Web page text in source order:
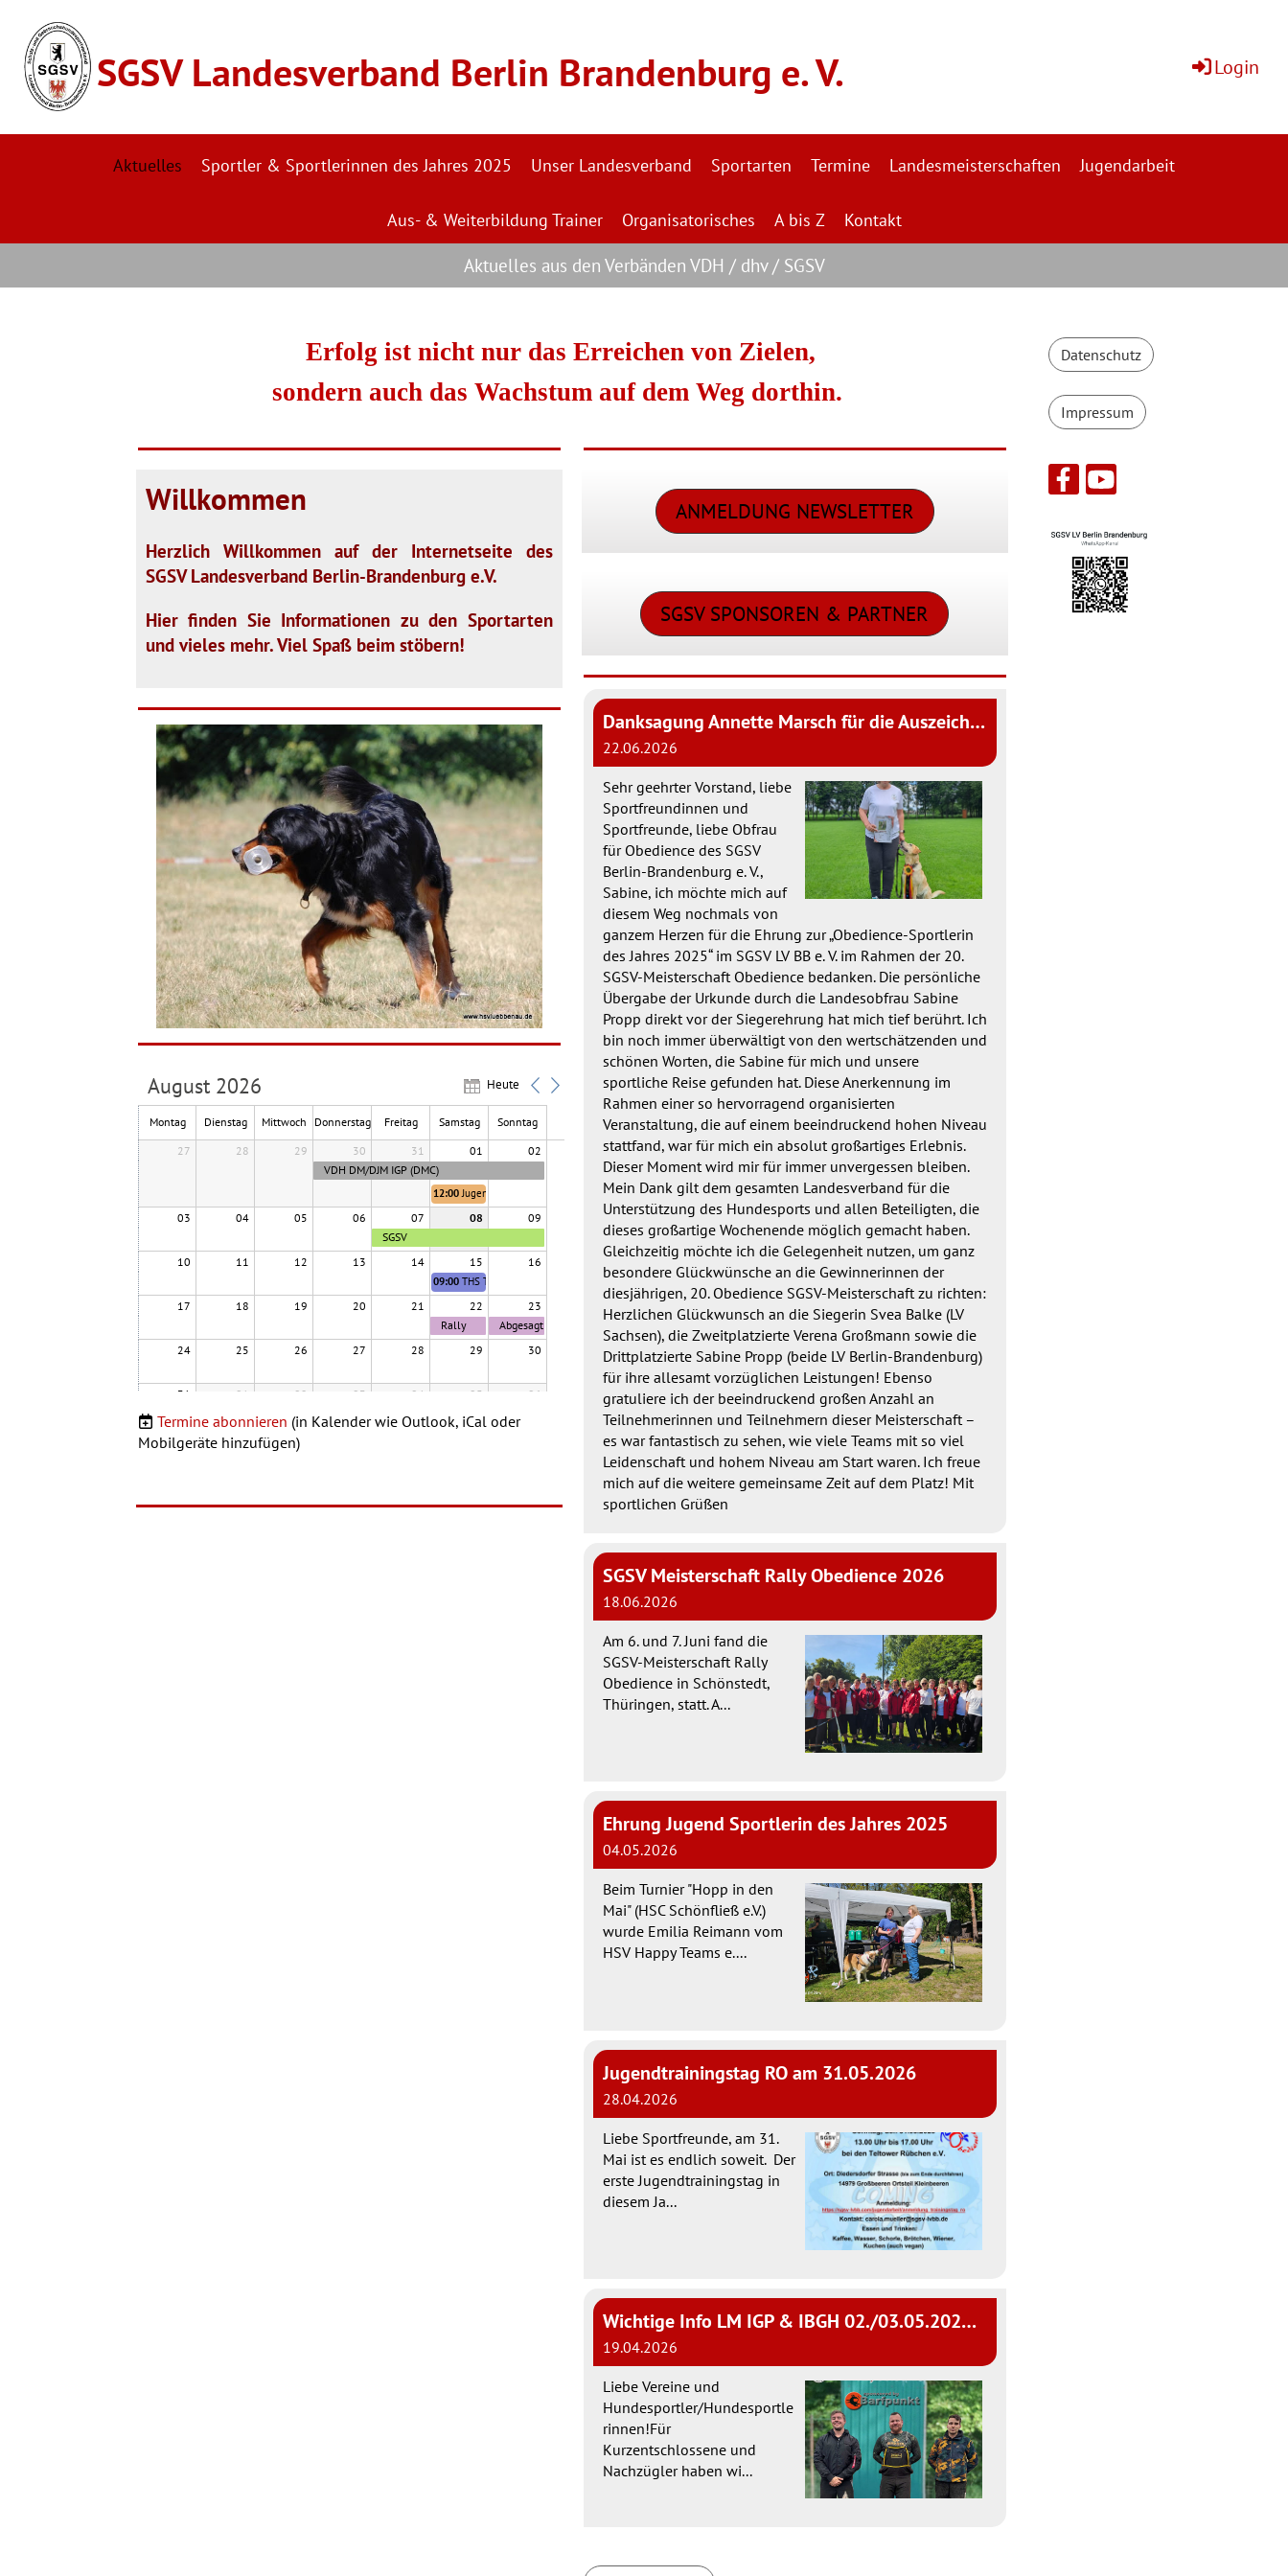
SGSV Landesverband Berlin Brandenburg e. V. Login
Aktuelles Sportler & Sportlerinnen des Jahres 2025 Unser Landesverband Sportarten Termine Landesmeisterschaften Jugendarbeit
Aus- & Weiterbildung Trainer Organisatorisches A bis Z Kontakt
Aktuelles aus den Verbänden VDH / dhv / SGSV
Erfolg ist nicht nur das Erreichen von Zielen,
sondern auch das Wachstum auf dem Weg dorthin.
Willkommen
Herzlich Willkommen auf der Internetseite des
SGSV Landesverband Berlin-Brandenburg e.V.
Hier finden Sie Informationen zu den Sportarten
und vieles mehr. Viel Spaß beim stöbern!
Heute
August 2026
Montag Dienstag Mittwoch Donnerstag Freitag Samstag
Sonntag
27
28 29 30 31 01 02
03 04 05 06 07 08 09
10 11 12 13 14 15 16
17 18 19 20 21 22 23
24 25 26 27 28 29 30
31 01 02 03 04 05 06
VDH DM/DJM IGP (DMC)
12:00Jugend Trainingstag Agility
SGSV
Meisterschaft/Jugendmeisterscha
ft IGP & IBGH (LV MV)
09:00 THS Trainingstag für dhv Starter & neue Saison
Rally
Obedien
Abgesagt
!Rally
Obedien
Turnier
dhv DM/DJM THS (SGSV)
Turnier
Termine abonnieren (in Kalender wie Outlook, iCal oder
Mobilgeräte hinzufügen)
ANMELDUNG NEWSLETTER
SGSV SPONSOREN & PARTNER
Danksagung Annette Marsch für die Auszeichnung zur Sportlerin des Jahres 2025 Obedience im SGSV LV BB
22.06.2026
Sehr geehrter Vorstand, liebe
Sportfreundinnen und
Sportfreunde, liebe Obfrau
für Obedience des SGSV
Berlin-Brandenburg e. V.,
Sabine, ich möchte mich auf
diesem Weg nochmals von
ganzem Herzen für die Ehrung zur „Obedience-Sportlerin
des Jahres 2025“ im SGSV LV BB e. V. im Rahmen der 20.
SGSV-Meisterschaft Obedience bedanken. Die persönliche
Übergabe der Urkunde durch die Landesobfrau Sabine
Propp direkt vor der Siegerehrung hat mich tief berührt. Ich
bin noch immer überwältigt von den wertschätzenden und
schönen Worten, die Sabine für mich und unsere
sportliche Reise gefunden hat. Diese Anerkennung im
Rahmen einer so hervorragend organisierten
Veranstaltung, die auf einem beeindruckend hohen Niveau
stattfand, war für mich ein absolut großartiges Erlebnis.
Dieser Moment wird mir für immer unvergessen bleiben.
Mein Dank gilt dem gesamten Landesverband für die
Unterstützung des Hundesports und allen Beteiligten, die
dieses großartige Wochenende möglich gemacht haben.
Gleichzeitig möchte ich die Gelegenheit nutzen, um ganz
besondere Glückwünsche an die Gewinnerinnen der
diesjährigen, 20. Obedience SGSV-Meisterschaft zu richten:
Herzlichen Glückwunsch an die Siegerin Svea Balke (LV
Sachsen), die Zweitplatzierte Verena Großmann sowie die
Drittplatzierte Sabine Propp (beide LV Berlin-Brandenburg)
für ihre allesamt vorzüglichen Leistungen! Ebenso
gratuliere ich der beeindruckend großen Anzahl an
Teilnehmerinnen und Teilnehmern dieser Meisterschaft –
es war fantastisch zu sehen, wie viele Teams mit so viel
Leidenschaft und hohem Niveau am Start waren. Ich freue
mich auf die weitere gemeinsame Zeit auf dem Platz! Mit
sportlichen Grüßen
SGSV Meisterschaft Rally Obedience 2026
18.06.2026
Am 6. und 7. Juni fand die
SGSV-Meisterschaft Rally
Obedience in Schönstedt,
Thüringen, statt. A...
Ehrung Jugend Sportlerin des Jahres 2025
04.05.2026
Beim Turnier "Hopp in den
Mai" (HSC Schönfließ e.V.)
wurde Emilia Reimann vom
HSV Happy Teams e....
Jugendtrainingstag RO am 31.05.2026
28.04.2026
Liebe Sportfreunde, am 31.
Mai ist es endlich soweit. Der
erste Jugendtrainingstag in
diesem Ja...
Wichtige Info LM IGP & IBGH 02./03.05.2026 beim HSV Berlin Karow e.V.
19.04.2026
Liebe Vereine und
Hundesportler/Hundesportle
rinnen!Für
Kurzentschlossene und
Nachzügler haben wi...
Datenschutz
Impressum